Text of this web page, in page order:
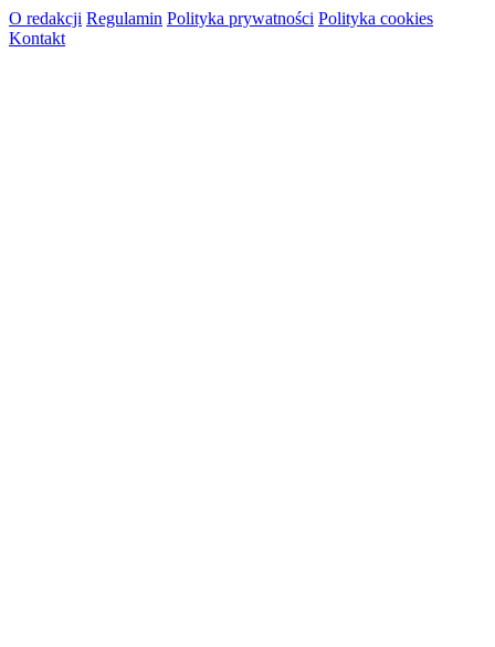
O redakcji Regulamin Polityka prywatności Polityka cookies
Kontakt